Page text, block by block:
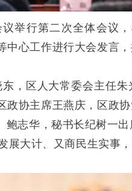
举行第二次全体会议，
心工作进行大会发言
，区人大常委会主任朱
协主席王燕庆，区政
志华，秘书长纪树一出
大计、又商民生实事